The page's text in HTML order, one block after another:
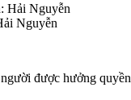
Nguyễn
được hưởng